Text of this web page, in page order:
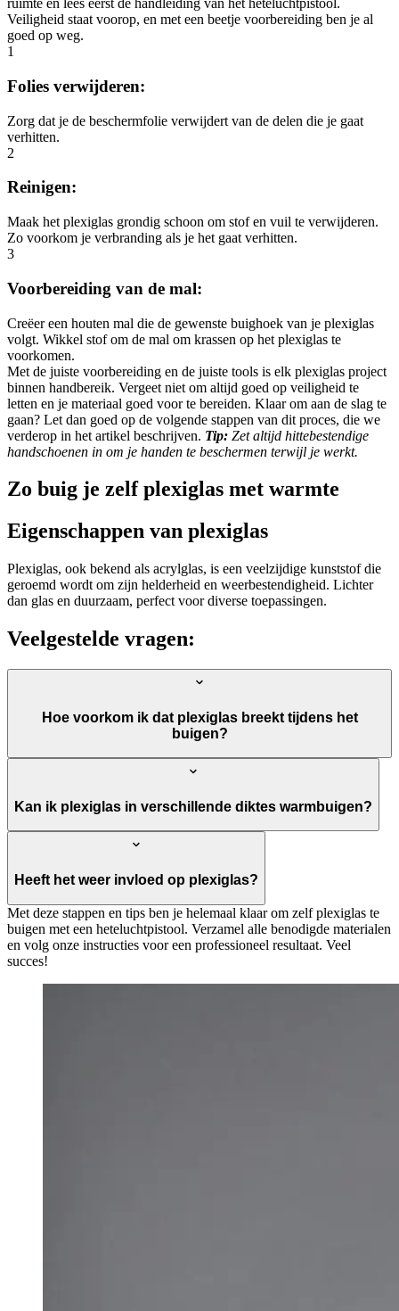
ruimte en lees eerst de handleiding van het heteluchtpistool.
Veiligheid staat voorop, en met een beetje voorbereiding ben je al
goed op weg.
1
Folies verwijderen:
Zorg dat je de beschermfolie verwijdert van de delen die je gaat
verhitten.
2
Reinigen:
Maak het plexiglas grondig schoon om stof en vuil te verwijderen.
Zo voorkom je verbranding als je het gaat verhitten.
3
Voorbereiding van de mal:
Creëer een houten mal die de gewenste buighoek van je plexiglas
volgt. Wikkel stof om de mal om krassen op het plexiglas te
voorkomen.
Met de juiste voorbereiding en de juiste tools is elk plexiglas project
binnen handbereik. Vergeet niet om altijd goed op veiligheid te
letten en je materiaal goed voor te bereiden. Klaar om aan de slag te
gaan? Let dan goed op de volgende stappen van dit proces, die we
verderop in het artikel beschrijven. Tip: Zet altijd hittebestendige
handschoenen in om je handen te beschermen terwijl je werkt.
Zo buig je zelf plexiglas met warmte
Eigenschappen van plexiglas
Plexiglas, ook bekend als acrylglas, is een veelzijdige kunststof die
geroemd wordt om zijn helderheid en weerbestendigheid. Lichter
dan glas en duurzaam, perfect voor diverse toepassingen.
Veelgestelde vragen:
Hoe voorkom ik dat plexiglas breekt tijdens het
buigen?
Kan ik plexiglas in verschillende diktes warmbuigen?
Heeft het weer invloed op plexiglas?
Met deze stappen en tips ben je helemaal klaar om zelf plexiglas te
buigen met een heteluchtpistool. Verzamel alle benodigde materialen
en volg onze instructies voor een professioneel resultaat. Veel
succes!